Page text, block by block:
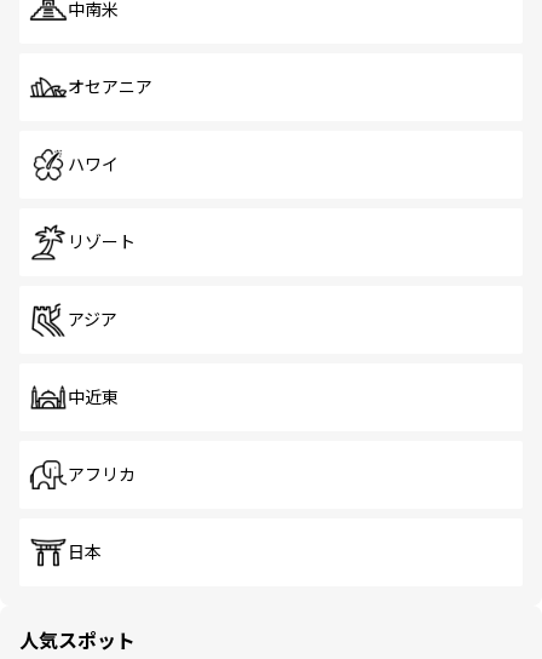
中南米
オセアニア
ハワイ
リゾート
アジア
中近東
アフリカ
日本
人気スポット